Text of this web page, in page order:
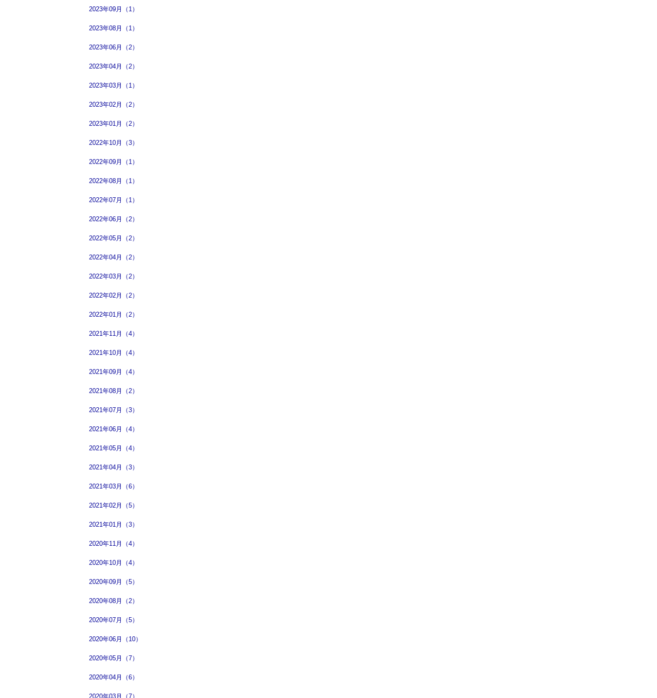
2023年09月（1）
2023年08月（1）
2023年06月（2）
2023年04月（2）
2023年03月（1）
2023年02月（2）
2023年01月（2）
2022年10月（3）
2022年09月（1）
2022年08月（1）
2022年07月（1）
2022年06月（2）
2022年05月（2）
2022年04月（2）
2022年03月（2）
2022年02月（2）
2022年01月（2）
2021年11月（4）
2021年10月（4）
2021年09月（4）
2021年08月（2）
2021年07月（3）
2021年06月（4）
2021年05月（4）
2021年04月（3）
2021年03月（6）
2021年02月（5）
2021年01月（3）
2020年11月（4）
2020年10月（4）
2020年09月（5）
2020年08月（2）
2020年07月（5）
2020年06月（10）
2020年05月（7）
2020年04月（6）
2020年03月（7）